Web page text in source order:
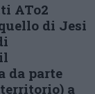
ATo2
di Jesi
da parte
a